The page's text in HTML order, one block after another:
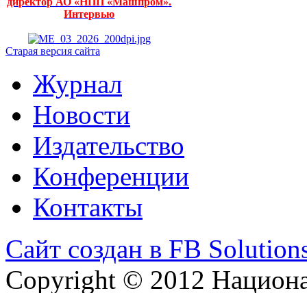
Интервью
Старая версия сайта
Журнал
Новости
Издательство
Конференции
Контакты
Сайт создан в FB
Copyright © 2012